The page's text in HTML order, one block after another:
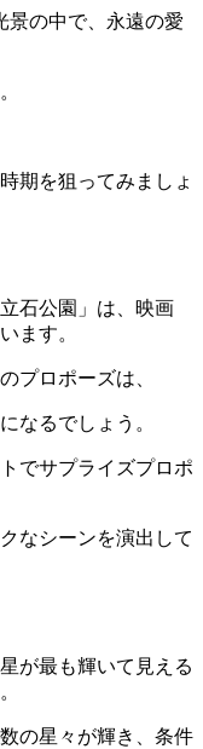
景の中で、永遠の愛
期を狙ってみましょ
石公園」は、映画
ます。
プロポーズは、
なるでしょう。
でサプライズプロポ
なシーンを演出して
が最も輝いて見える
の星々が輝き、条件